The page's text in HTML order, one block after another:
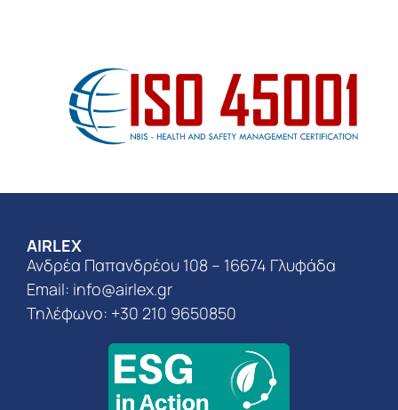
AIRLEX
Ανδρέα Παπανδρέου 108 – 16674 Γλυφάδα
Email: info@airlex.gr
Τηλέφωνο: +30 210 9650850